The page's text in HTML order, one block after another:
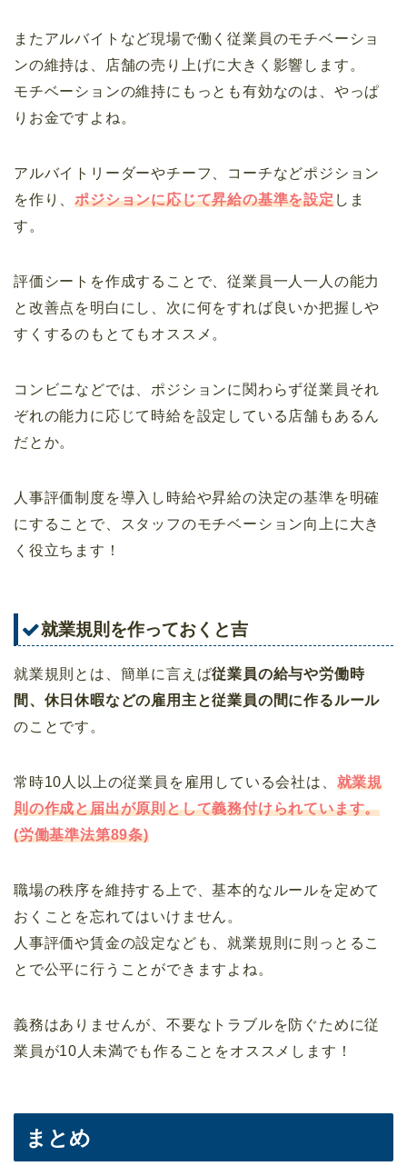
またアルバイトなど現場で働く従業員のモチベーショ
ンの維持は、店舗の売り上げに大きく影響します。
モチベーションの維持にもっとも有効なのは、やっぱ
りお金ですよね。
アルバイトリーダーやチーフ、コーチなどポジション
を作り、ポジションに応じて昇給の基準を設定しま
す。
評価シートを作成することで、従業員一人一人の能力
と改善点を明白にし、次に何をすれば良いか把握しや
すくするのもとてもオススメ。
コンビニなどでは、ポジションに関わらず従業員それ
ぞれの能力に応じて時給を設定している店舗もあるん
だとか。
人事評価制度を導入し時給や昇給の決定の基準を明確
にすることで、スタッフのモチベーション向上に大き
く役立ちます！
就業規則を作っておくと吉
就業規則とは、簡単に言えば従業員の給与や労働時
間、休日休暇などの雇用主と従業員の間に作るルール
のことです。
常時10人以上の従業員を雇用している会社は、 就業規
則の作成と届出が原則として義務付けられています。
(労働基準法第89条)
職場の秩序を維持する上で、基本的なルールを定めて
おくことを忘れてはいけません。
人事評価や賃金の設定なども、就業規則に則っとるこ
とで公平に行うことができますよね。
義務はありませんが、不要なトラブルを防ぐために従
業員が10人未満でも作ることをオススメします！
まとめ